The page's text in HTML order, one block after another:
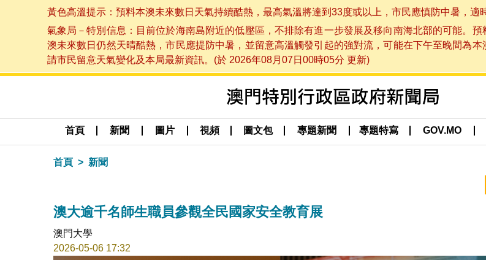
黃色高溫提示：預料本澳未來數日天氣持續酷熱，最高氣溫將達到33度或以上，市民應慎防中暑，
氣象局－特別信息：目前位於海南島附近的低壓區，不排除有進一步發展及移向南海北部的可能。
澳未來數日仍然天晴酷熱，市民應提防中暑，並留意高溫觸發引起的強對流，可能在下午至晚間為
請市民留意天氣變化及本局最新資訊。(於 2026年08月07日00時05分 更新)
首頁 新聞 圖片 視頻 圖文包 專題新聞 專題特寫 GOV.MO
首頁 新聞
澳大逾千名師生職員參觀全民國家安全教育展
澳門大學
2026-05-06 17:32